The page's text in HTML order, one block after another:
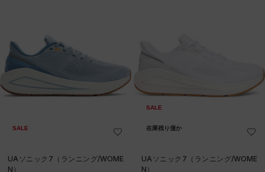
SALE
UAソニック7（ランニング/WOME
N）
SALE
在庫残り僅か
UAソニック7（ランニング/WOME
N）